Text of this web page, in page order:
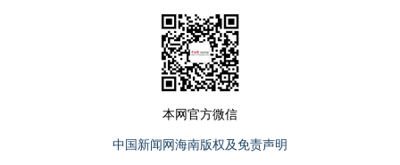
本网官方微信
中国新闻网海南版权及免责声明